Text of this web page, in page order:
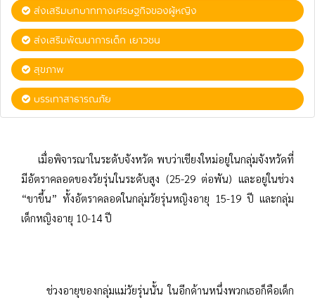
ส่งเสริมบทบาททางเศรษฐกิจของผู้หญิง
ส่งเสริมพัฒนาการเด็ก เยาวชน
สุขภาพ
บรรเทาสาธารณภัย
เมื่อพิจารณาในระดับจังหวัด พบว่าเชียงใหม่อยู่ในกลุ่มจังหวัดที่
มีอัตราคลอดของวัยรุ่นในระดับสูง (25-29 ต่อพัน) และอยู่ในช่วง
“ขาขึ้น” ทั้งอัตราคลอดในกลุ่มวัยรุ่นหญิงอายุ 15-19 ปี และกลุ่ม
เด็กหญิงอายุ 10-14 ปี
ช่วงอายุของกลุ่มแม่วัยรุ่นนั้น ในอีกด้านหนึ่งพวกเธอก็คือเด็ก